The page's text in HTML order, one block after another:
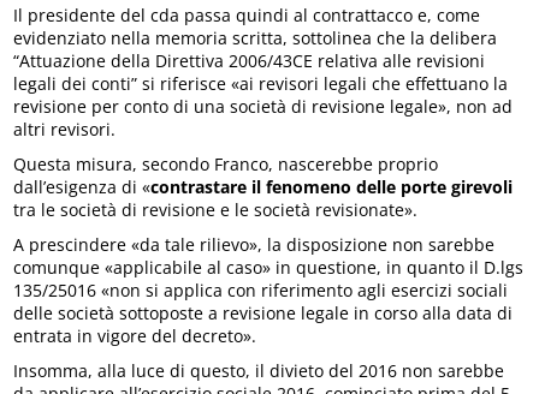
Il presidente del cda passa quindi al contrattacco e, come
evidenziato nella memoria scritta, sottolinea che la delibera
“Attuazione della Direttiva 2006/43CE relativa alle revisioni
legali dei conti” si riferisce «ai revisori legali che effettuano la
revisione per conto di una società di revisione legale», non ad
altri revisori.
Questa misura, secondo Franco, nascerebbe proprio
dall’esigenza di «contrastare il fenomeno delle porte girevoli
tra le società di revisione e le società revisionate».
A prescindere «da tale rilievo», la disposizione non sarebbe
comunque «applicabile al caso» in questione, in quanto il D.lgs
135/25016 «non si applica con riferimento agli esercizi sociali
delle società sottoposte a revisione legale in corso alla data di
entrata in vigore del decreto».
Insomma, alla luce di questo, il divieto del 2016 non sarebbe